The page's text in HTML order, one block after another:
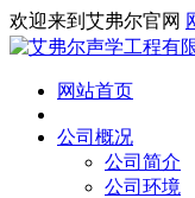
欢迎来到艾弗尔官网
网站首页
公司概况
公司简介
公司环境